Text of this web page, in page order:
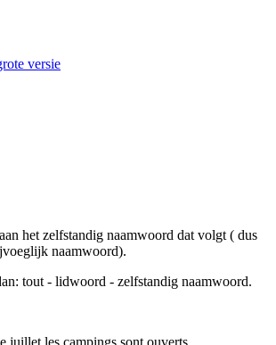
versie
het zelfstandig naamwoord dat volgt ( dus
naamwoord).
tout - lidwoord - zelfstandig naamwoord.
juillet les campings sont ouverts.